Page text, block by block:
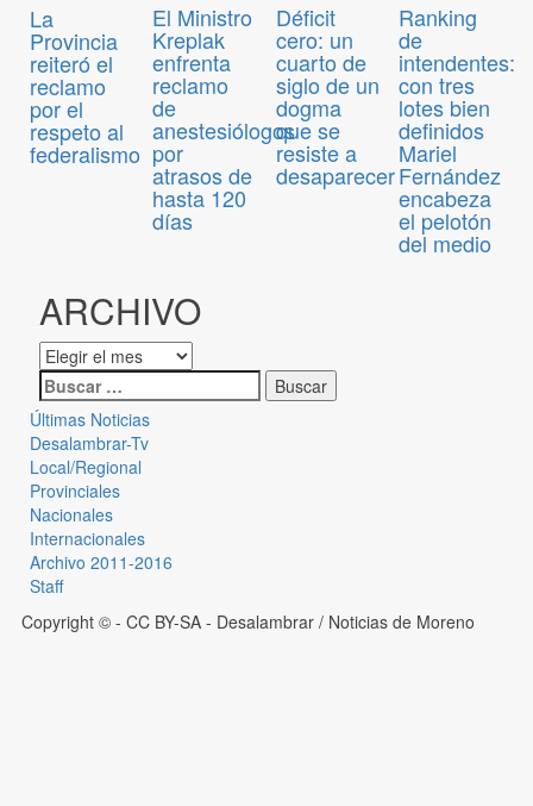
La
Provincia
reiteró el
reclamo
por el
respeto al
federalismo
El Ministro
Kreplak
enfrenta
reclamo
de
anestesiólogos
por
atrasos de
hasta 120
días
Déficit
cero: un
cuarto de
siglo de un
dogma
que se
resiste a
desaparecer
Ranking
de
intendentes:
con tres
lotes bien
definidos
Mariel
Fernández
encabeza
el pelotón
del medio
ARCHIVO
Últimas Noticias
Desalambrar-Tv
Local/Regional
Provinciales
Nacionales
Internacionales
Archivo 2011-2016
Staff
Copyright © - CC BY-SA - Desalambrar / Noticias de Moreno